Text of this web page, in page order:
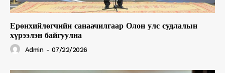
Ерөнхийлөгчийн санаачилгаар Олон улс судлалын
хүрээлэн байгуулна
Admin - 07/22/2026